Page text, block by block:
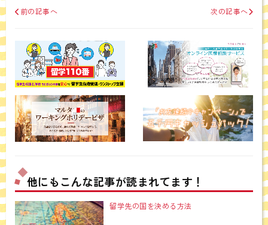
前の記事へ 次の記事へ
他にもこんな記事が読まれてます！
留学先の国を決める方法